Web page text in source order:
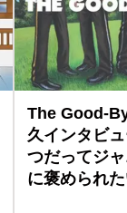
The Good-
久インタビ
つだってジ
に褒められ